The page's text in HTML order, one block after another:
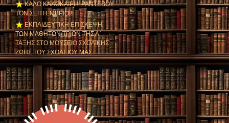
ΚΑΛΟ ΚΑΛΟΚΑΙΡΙ!!! ΡΑΝΤΕΒΟΥ
ΤΟΝ ΣΕΠΤΕΜΒΡΙΟ!!!
ΕΚΠΑΙΔΕΥΤΙΚΗ ΕΠΙΣΚΕΨΗ
ΤΩΝ ΜΑΘΗΤΩΝ/ΤΡΙΩΝ ΤΗΣ Α΄
ΤΑΞΗΣ ΣΤΟ ΜΟΥΣΕΙΟ ΣΧΟΛΙΚΗΣ
ΖΩΗΣ ΤΟΥ ΣΧΟΛΕΙΟΥ ΜΑΣ